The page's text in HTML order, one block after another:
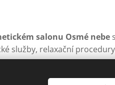
salonu Osmé nebe
služby, relaxační
péče. Těšíme se na